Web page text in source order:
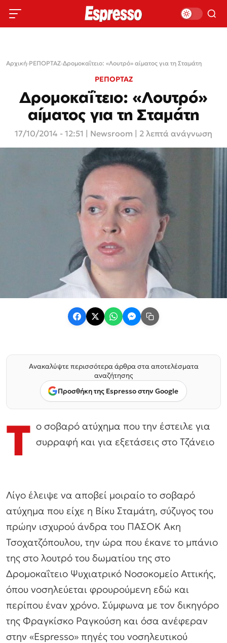
Αρχική›ΡΕΠΟΡΤΑΖ›Δρομοκαΐτειο: «Λουτρό» αίματος για τη Σταμάτη
ΡΕΠΟΡΤΑΖ
Δρομοκαΐτειο: «Λουτρό»
αίματος για τη Σταμάτη
17/10/2014 - 12:51 Newsroom | 2 λεπτά ανάγνωση
Ανακαλύψτε περισσότερα άρθρα στα αποτελέσματα
αναζήτησης
Προσθήκη της Espresso στην Google
Τ ο σοβαρό ατύχημα που την έστειλε για
συρραφή και για εξετάσεις στο Τζάνειο
Λίγο έλειψε να αποβεί μοιραίο το σοβαρό
ατύχημα που είχε η Βίκυ Σταμάτη, σύζυγος του
πρώην ισχυρού άνδρα του ΠΑΣΟΚ Ακη
Τσοχατζόπουλου, την ώρα που έκανε το μπάνιο
της στο λουτρό του δωματίου της στο
Δρομοκαΐτειο Ψυχιατρικό Νοσοκομείο Αττικής,
όπου νοσηλεύεται φρουρούμενη εδώ και
περίπου έναν χρόνο. Σύμφωνα με τον δικηγόρο
της Φραγκίσκο Ραγκούση και όσα ανέφεραν
στην «Espresso» πηγές του νοσηλευτικού